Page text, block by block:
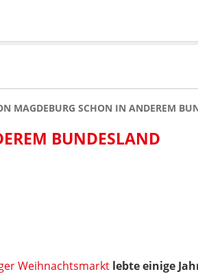
MAGDEBURG SCHON IN ANDEREM
BUNDESLAND
Weihnachtsmarkt lebte einige